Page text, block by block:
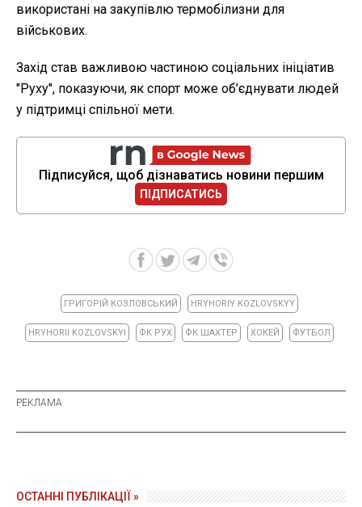
використані на закупівлю термобілизни для
військових.
Захід став важливою частиною соціальних ініціатив
"Руху", показуючи, як спорт може об’єднувати людей
у підтримці спільної мети.
Підписуйся, щоб дізнаватись новини першим
ПІДПИСАТИСЬ
ГРИГОРІЙ КОЗЛОВСЬКИЙ HRYHORIY KOZLOVSKYY
HRYHORII KOZLOVSKYI ФК РУХ ФК ШАХТЕР ХОКЕЙ ФУТБОЛ
ОСТАННІ ПУБЛІКАЦІЇ »